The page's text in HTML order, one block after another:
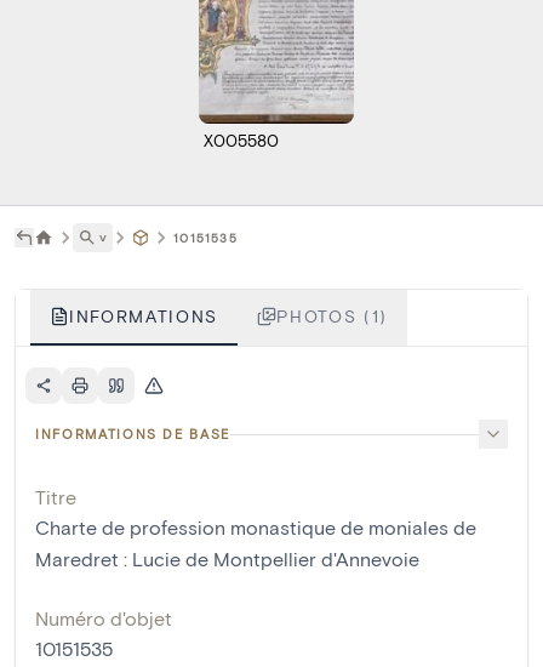
X005580
˅ 10151535
INFORMATIONS PHOTOS (1)
INFORMATIONS DE BASE
Titre
Charte de profession monastique de moniales de
Maredret : Lucie de Montpellier d'Annevoie
Numéro d'objet
10151535